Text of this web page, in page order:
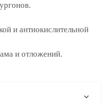
и антиокислительной
и отложений.